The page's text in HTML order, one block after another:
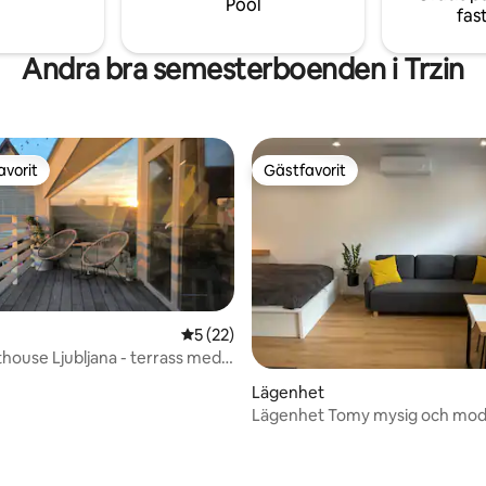
Pool
Andra bra semesterboenden i Trzin
betyg, 7 omdömen
5 av 5 i genomsnittligt betyg, 22
5 (22)
Ljubljana - terrass med
Gästfavorit
Gästfavorit
Lägenhet
Lägenhet Tomy mysig och